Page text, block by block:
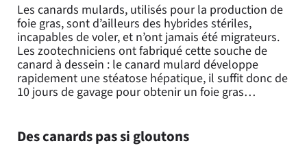
Les canards mulards, utilisés pour la production de
foie gras, sont d’ailleurs des hybrides stériles,
incapables de voler, et n’ont jamais été migrateurs.
Les zootechniciens ont fabriqué cette souche de
canard à dessein : le canard mulard développe
rapidement une stéatose hépatique, il suffit donc de
10 jours de gavage pour obtenir un foie gras…
Des canards pas si gloutons